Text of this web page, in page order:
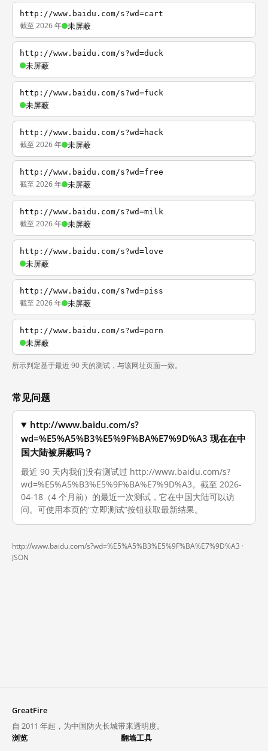
http://www.baidu.com/s?wd=cart
截至 2026 年 未屏蔽
http://www.baidu.com/s?wd=duck
未屏蔽
http://www.baidu.com/s?wd=fuck
未屏蔽
http://www.baidu.com/s?wd=hack
截至 2026 年 未屏蔽
http://www.baidu.com/s?wd=free
截至 2026 年 未屏蔽
http://www.baidu.com/s?wd=milk
截至 2026 年 未屏蔽
http://www.baidu.com/s?wd=love
未屏蔽
http://www.baidu.com/s?wd=piss
截至 2026 年 未屏蔽
http://www.baidu.com/s?wd=porn
未屏蔽
所示判定基于最近 90 天的测试，与该网址页面一致。
常见问题
http://www.baidu.com/s?
wd=%E5%A5%B3%E5%9F%BA%E7%9D%A3 现在在中
国大陆被屏蔽吗？
最近 90 天内我们没有测试过 http://www.baidu.com/s?
wd=%E5%A5%B3%E5%9F%BA%E7%9D%A3。截至 2026-
04-18（4 个月前）的最近一次测试，它在中国大陆可以访
问。可使用本页的“立即测试”按钮获取最新结果。
http://www.baidu.com/s?wd=%E5%A5%B3%E5%9F%BA%E7%9D%A3 ·
JSON
GreatFire
自 2011 年起，为中国防火长城带来透明度。
浏览
翻墙工具